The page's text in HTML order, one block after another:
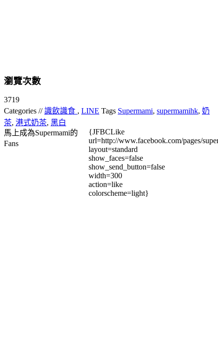
瀏覽次數
3719
Categories //識飲識食 , LINE Tags Supermami, supermamihk, 奶
茶, 港式奶茶, 黑白
馬上成為Supermami的
Fans
{JFBCLike
url=http://www.facebook.com/pages/
layout=standard
show_faces=false
show_send_button=false
width=300
action=like
colorscheme=light}